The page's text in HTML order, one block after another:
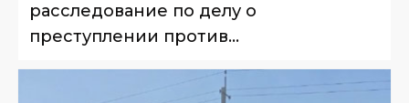
расследование по делу о
преступлении против